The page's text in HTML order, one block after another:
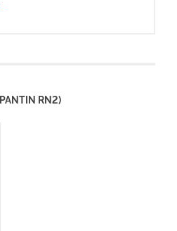
RN2)
2 - Pantin, Paris